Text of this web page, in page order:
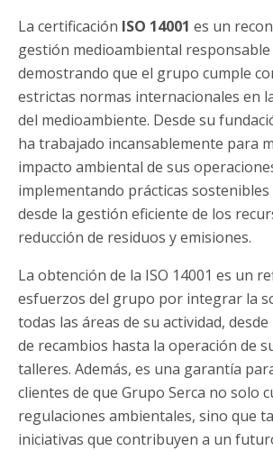
La certificación ISO 14001 es un
gestión medioambiental responsable
demostrando que el grupo cumple
estrictas normas internacionales en
del medioambiente. Desde su
ha trabajado incansablemente para
impacto ambiental de sus
implementando prácticas sostenibles
desde la gestión eficiente de los
reducción de residuos y emisiones.
La obtención de la ISO 14001 es un
esfuerzos del grupo por integrar la
todas las áreas de su actividad,
de recambios hasta la operación de
talleres. Además, es una garantía
clientes de que Grupo Serca no solo
regulaciones ambientales, sino que
iniciativas que contribuyen a un